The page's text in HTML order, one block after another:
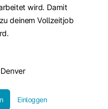
wird. Damit
deinem Vollzeitjob
Einloggen